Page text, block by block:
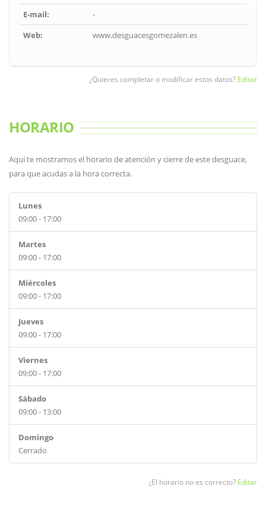
E-mail:
-
Web:
www.desguacesgomezalen.es
¿Quieres completar o modificar estos datos? Editar
HORARIO
Aquí te mostramos el horario de atención y cierre de este desguace,
para que acudas a la hora correcta.
Lunes
09:00 - 17:00
Martes
09:00 - 17:00
Miércoles
09:00 - 17:00
Jueves
09:00 - 17:00
Viernes
09:00 - 17:00
Sábado
09:00 - 13:00
Domingo
Cerrado
¿El horario no es correcto? Editar